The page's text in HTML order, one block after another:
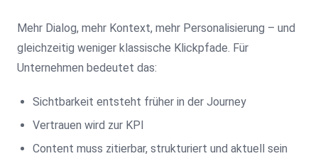
Mehr Dialog, mehr Kontext, mehr Personalisierung – und
gleichzeitig weniger klassische Klickpfade. Für
Unternehmen bedeutet das:
Sichtbarkeit entsteht früher in der Journey
Vertrauen wird zur KPI
Content muss zitierbar, strukturiert und aktuell sein